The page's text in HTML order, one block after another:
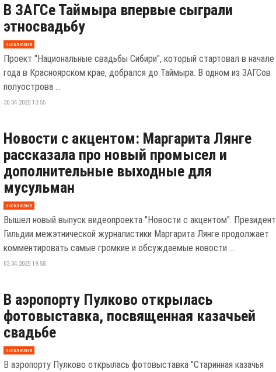
В ЗАГСе Таймыра впервые сыграли
этносвадьбу
эксклюзив
Проект "Национальные свадьбы Сибири", который стартовал в начале
года в Красноярском крае, добрался до Таймыра. В одном из ЗАГСов
полуострова ...
30.04.2025 13:55
Новости с акцентом: Маргарита Лянге
рассказала про новый промысел и
дополнительные выходные для
мусульман
эксклюзив
Вышел новый выпуск видеопроекта "Новости с акцентом". Президент
Гильдии межэтнической журналистики Маргарита Лянге продолжает
комментировать самые громкие и обсуждаемые новости ...
03.04.2025 19:58
В аэропорту Пулково открылась
фотовыставка, посвященная казачьей
свадьбе
эксклюзив
В аэропорту Пулково открылась фотовыставка "Старинная казачья